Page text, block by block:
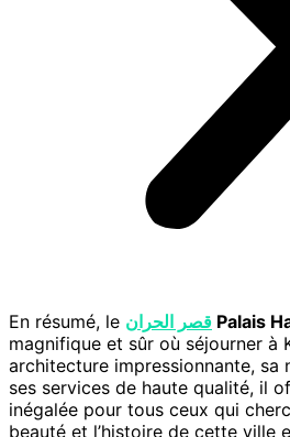
En résumé, le قصر الحران Palais
magnifique et sûr où séjourner à
architecture impressionnante, sa
ses services de haute qualité, il
inégalée pour tous ceux qui
beauté et l’histoire de cette ville